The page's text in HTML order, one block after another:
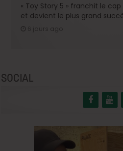
« Toy Story 5 » franchit le
et devient le plus grand
SOCIAL